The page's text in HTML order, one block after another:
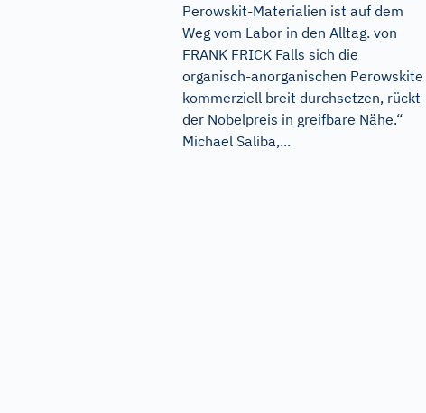
Perowskit-Materialien ist auf dem
Weg vom Labor in den Alltag. von
FRANK FRICK Falls sich die
organisch-anorganischen Perowskite
kommerziell breit durchsetzen, rückt
der Nobelpreis in greifbare Nähe.“
Michael Saliba,...